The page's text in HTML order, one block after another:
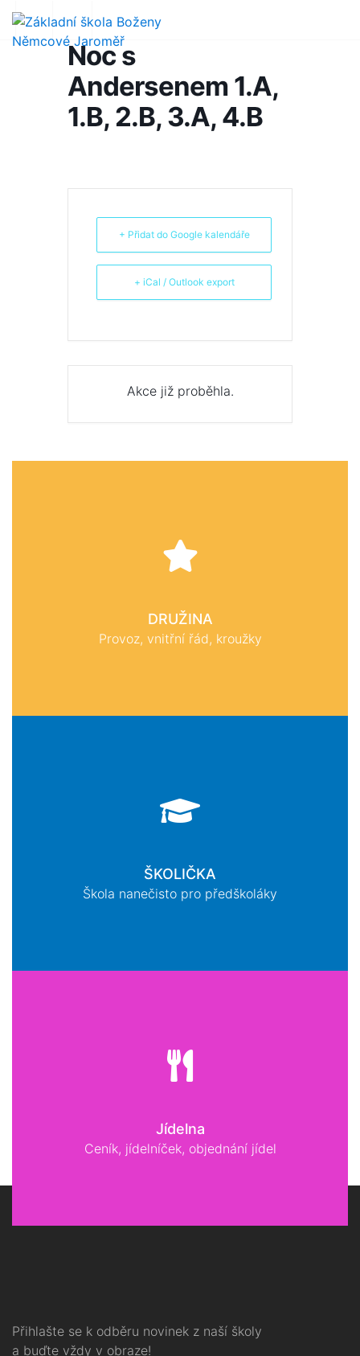
Noc s
Andersenem 1.A,
1.B, 2.B, 3.A, 4.B
+ Přidat do Google kalendáře
+ iCal / Outlook export
Akce již proběhla.
DRUŽINA
Provoz, vnitřní řád, kroužky
ŠKOLIČKA
Škola nanečisto pro předškoláky
Jídelna
Ceník, jídelníček, objednání jídel
Přihlašte se k odběru novinek z naší školy
a buďte vždy v obraze!